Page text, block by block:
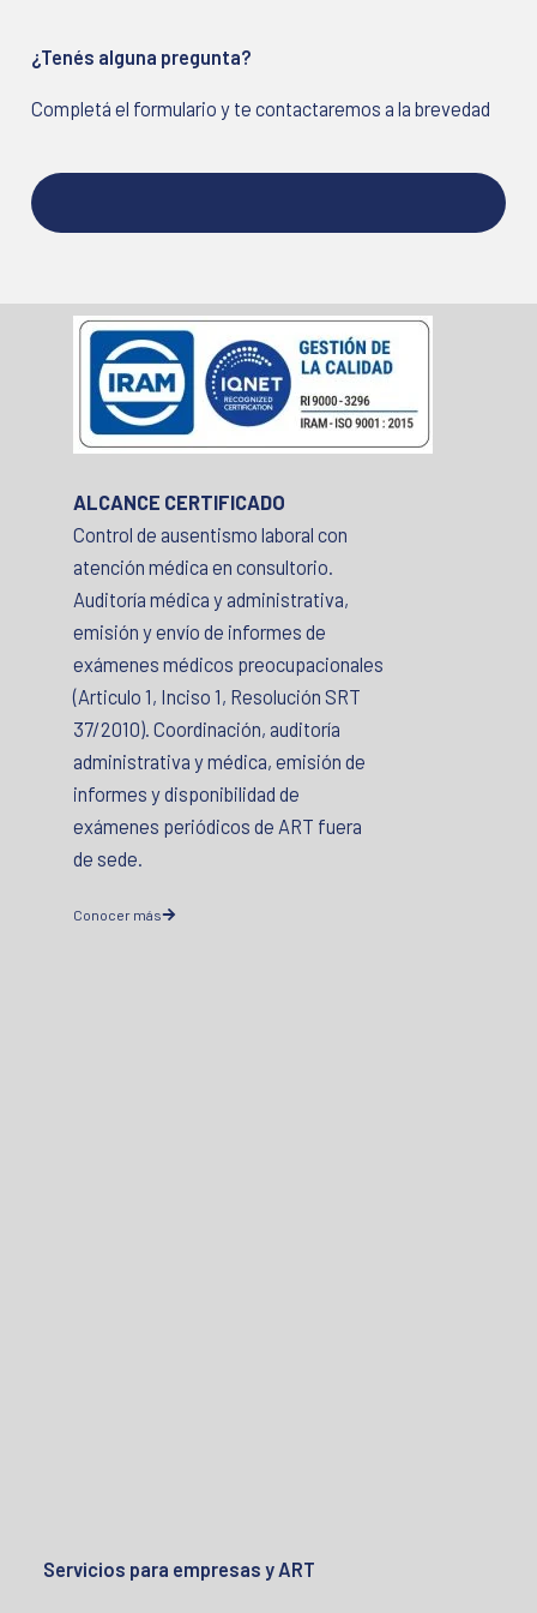
¿Tenés alguna pregunta?
Completá el formulario y te contactaremos a la brevedad
ALCANCE CERTIFICADO
Control de ausentismo laboral con
atención médica en consultorio.
Auditoría médica y administrativa,
emisión y envío de informes de
exámenes médicos preocupacionales
(Articulo 1, Inciso 1, Resolución SRT
37/2010). Coordinación, auditoría
administrativa y médica, emisión de
informes y disponibilidad de
exámenes periódicos de ART fuera
de sede.
Conocer más
Servicios para empresas y ART